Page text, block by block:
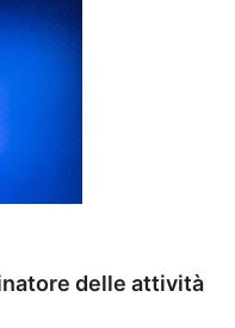
delle attività